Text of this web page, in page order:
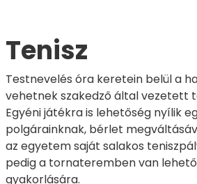
Tenisz
Testnevelés óra keretein belül a
vehetnek szakedző által vezetett
Egyéni játékra is lehetőség nyílik
polgárainknak, bérlet
az egyetem saját salakos
pedig a tornateremben van
gyakorlására.